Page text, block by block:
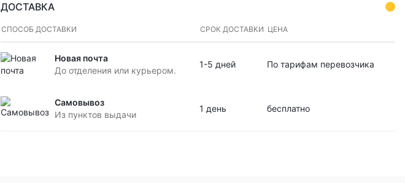
ДОСТАВКА
СПОСОБ ДОСТАВКИ СРОК ДОСТАВКИ ЦЕНА
Новая почта
До отделения или курьером.
1-5 дней По тарифам перевозчика
Самовывоз
Из пунктов выдачи
1 день бесплатно